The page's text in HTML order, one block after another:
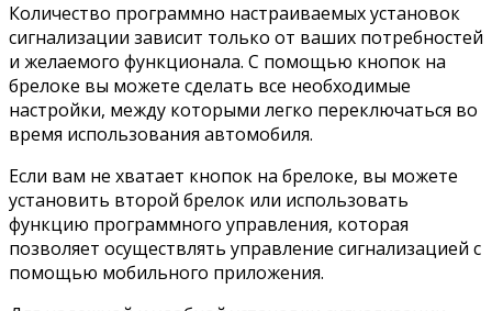
Количество программно настраиваемых установок
сигнализации зависит только от ваших потребностей
и желаемого функционала. С помощью кнопок на
брелоке вы можете сделать все необходимые
настройки, между которыми легко переключаться во
время использования автомобиля.
Если вам не хватает кнопок на брелоке, вы можете
установить второй брелок или использовать
функцию программного управления, которая
позволяет осуществлять управление сигнализацией с
помощью мобильного приложения.